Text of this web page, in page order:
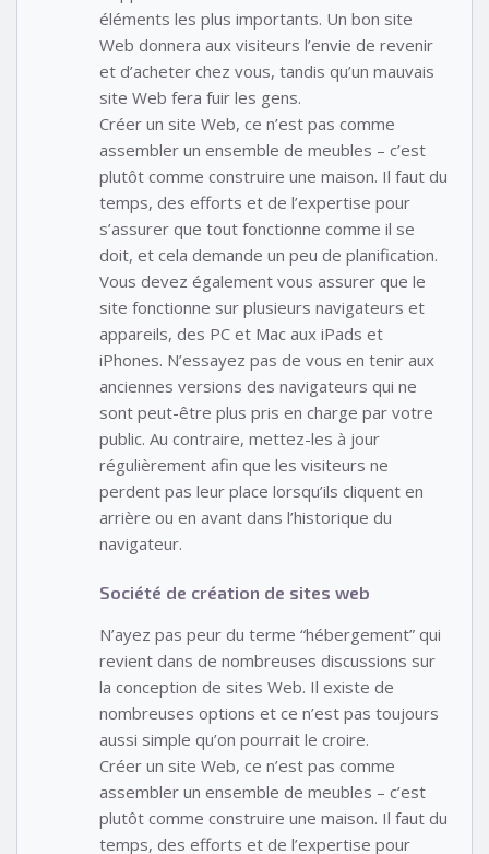
éléments les plus importants. Un bon site
Web donnera aux visiteurs l’envie de revenir
et d’acheter chez vous, tandis qu’un mauvais
site Web fera fuir les gens.
Créer un site Web, ce n’est pas comme
assembler un ensemble de meubles – c’est
plutôt comme construire une maison. Il faut du
temps, des efforts et de l’expertise pour
s’assurer que tout fonctionne comme il se
doit, et cela demande un peu de planification.
Vous devez également vous assurer que le
site fonctionne sur plusieurs navigateurs et
appareils, des PC et Mac aux iPads et
iPhones. N’essayez pas de vous en tenir aux
anciennes versions des navigateurs qui ne
sont peut-être plus pris en charge par votre
public. Au contraire, mettez-les à jour
régulièrement afin que les visiteurs ne
perdent pas leur place lorsqu’ils cliquent en
arrière ou en avant dans l’historique du
navigateur.
Société de création de sites web
N’ayez pas peur du terme “hébergement” qui
revient dans de nombreuses discussions sur
la conception de sites Web. Il existe de
nombreuses options et ce n’est pas toujours
aussi simple qu’on pourrait le croire.
Créer un site Web, ce n’est pas comme
assembler un ensemble de meubles – c’est
plutôt comme construire une maison. Il faut du
temps, des efforts et de l’expertise pour